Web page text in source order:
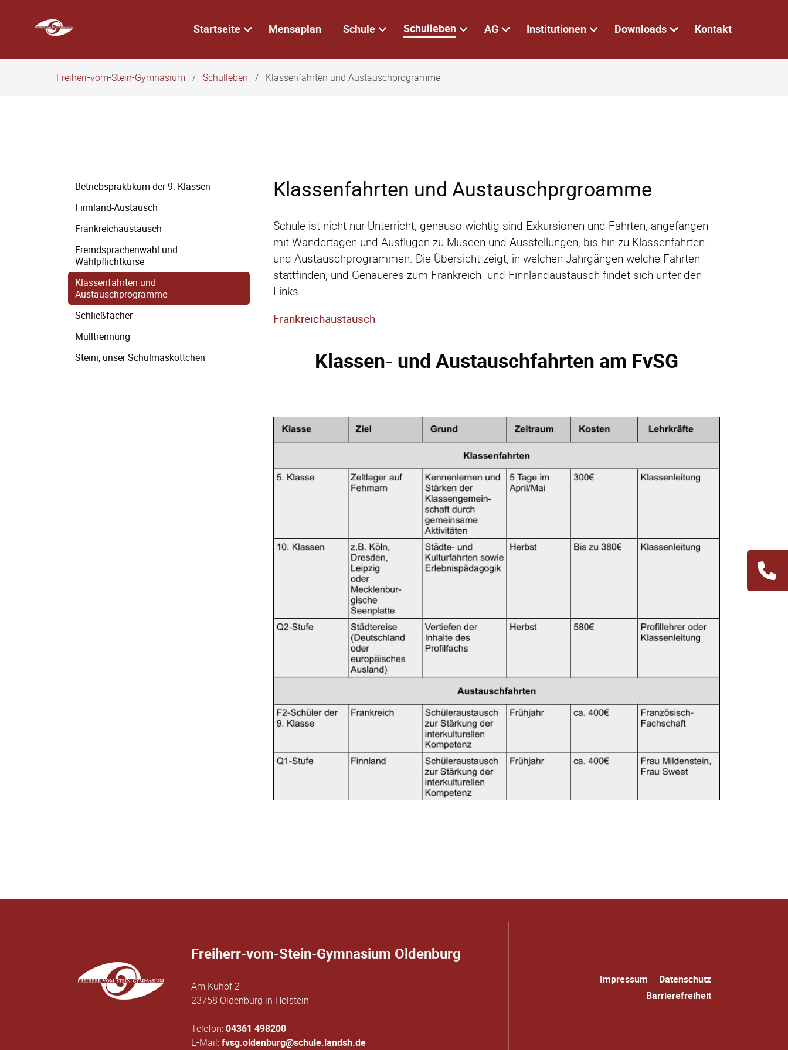
überspringen
Startseite Mensaplan Schule Schulleben AG Institutionen Downloads Kontakt
Freiherr-vom-Stein-Gymnasium Schulleben Klassenfahrten und Austauschprogramme
Klassenfahrten und Austauschprgroamme
Schule ist nicht nur Unterricht, genauso wichtig sind Exkursionen und Fahrten, angefangen
mit Wandertagen und Ausflügen zu Museen und Ausstellungen, bis hin zu Klassenfahrten
und Austauschprogrammen. Die Übersicht zeigt, in welchen Jahrgängen welche Fahrten
stattfinden, und Genaueres zum Frankreich- und Finnlandaustausch findet sich unter den
Links.
Frankreichaustausch
Klassen- und Austauschfahrten am FvSG
Navigation
Betriebspraktikum der 9. Klassen
Finnland-Austausch
Frankreichaustausch
Fremdsprachenwahl und
Wahlpflichtkurse
Klassenfahrten und
Austauschprogramme
Schließfächer
Mülltrennung
Steini, unser Schulmaskottchen
Freiherr-vom-Stein-Gymnasium Oldenburg
Am Kuhof 2
23758 Oldenburg in Holstein
Telefon:04361 498200
E-Mail:fvsg.oldenburg@schule.landsh.de
Impressum
Datenschutz
Barrierefreiheit
Navigation